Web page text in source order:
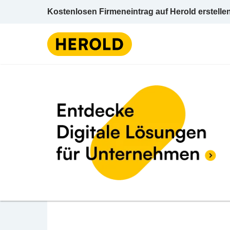
Kostenlosen Firmeneintrag auf Herold
BEWERTUNG ABGEBEN
MT Interieur
Wiedner Hauptstraße 36 1040 Wien Wien 4
Dekor- u Möbelstoffe